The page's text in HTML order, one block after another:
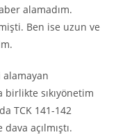
alamadım.
Ben ise uzun ve
sıkıyönetim
TCK 141-142
açılmıştı.